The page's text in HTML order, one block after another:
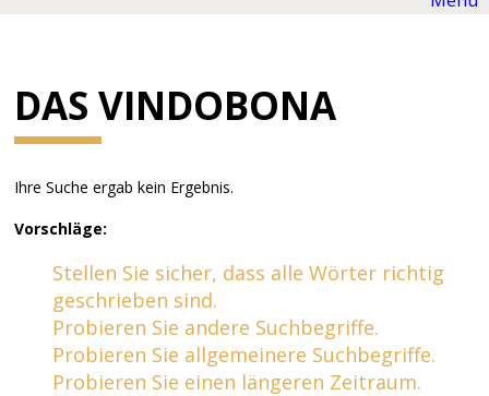
DAS VINDOBONA
Ihre Suche ergab kein Ergebnis.
Vorschläge:
Stellen Sie sicher, dass alle Wörter richtig
geschrieben sind.
Probieren Sie andere Suchbegriffe.
Probieren Sie allgemeinere Suchbegriffe.
Probieren Sie einen längeren Zeitraum.